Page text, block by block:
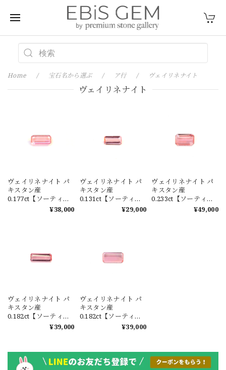
Home 宝石名から選ぶ ア行 ヴェイリネナイト
ヴェイリネナイト
ヴェイリネナイト パ
キスタン産
0.177ct【ソーティン
グメモ付】#JWA511
¥38,000
ヴェイリネナイト パ
キスタン産
0.131ct【ソーティン
グメモ付】#JWA495
¥29,000
ヴェイリネナイト パ
キスタン産
0.233ct【ソーティン
グメモ付】#JWA491
¥49,000
ヴェイリネナイト パ
キスタン産
0.182ct【ソーティン
グメモ付】#JWA494
¥39,000
ヴェイリネナイト パ
キスタン産
0.182ct【ソーティン
グメモ付】#JWA493
¥39,000